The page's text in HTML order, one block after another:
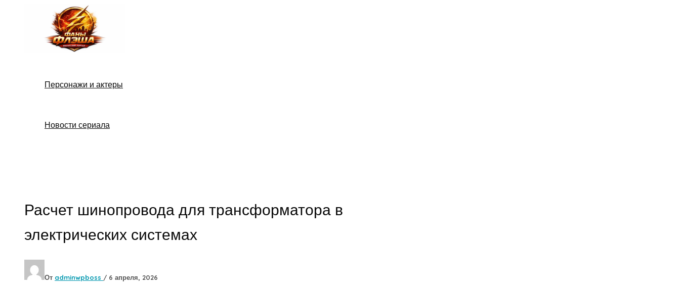
содержимому
Персонажи и актеры
Новости сериала
Расчет шинопровода для трансформатора в
электрических системах
От adminwpboss / 6 апреля, 2026